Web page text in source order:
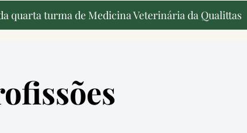
quarta turma de Medicina Veterinária da Qualittas